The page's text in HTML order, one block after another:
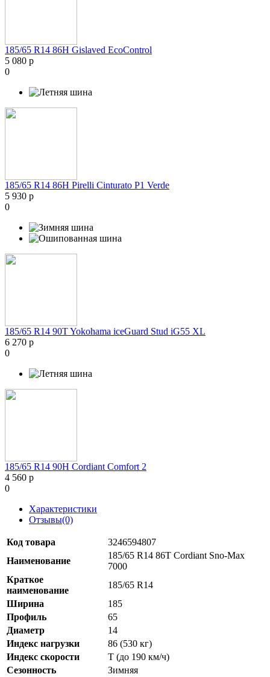
185/65 R14 86H Gislaved EcoControl
5 080 р
0
185/65 R14 86H Pirelli Cinturato P1 Verde
5 930 р
0
185/65 R14 90T Yokohama iceGuard Stud iG55 XL
6 270 р
0
185/65 R14 90H Cordiant Comfort 2
4 560 р
0
Характеристики
Отзывы(0)
Код товара
3246594807
Наименование
185/65 R14 86T Cordiant Sno-Max
7000
Краткое
наименование
185/65 R14
Ширина
185
Профиль
65
Диаметр
14
Индекс нагрузки
86 (530 кг)
Индекс скорости
T (до 190 км/ч)
Сезонность
Зимняя